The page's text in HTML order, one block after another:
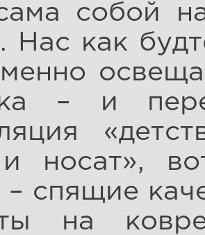
собой
Нас как
– и
носат»,
– спящие
на